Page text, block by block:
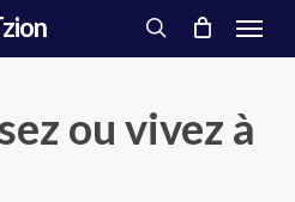
search
Menu
ou vivez à